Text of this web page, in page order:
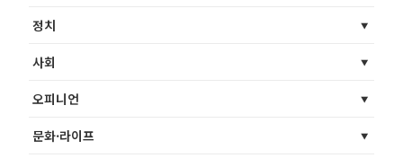
정치
사회
오피니언
문화·라이프